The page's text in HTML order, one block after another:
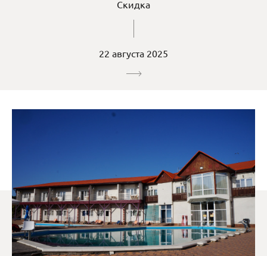
Скидка
22 августа 2025